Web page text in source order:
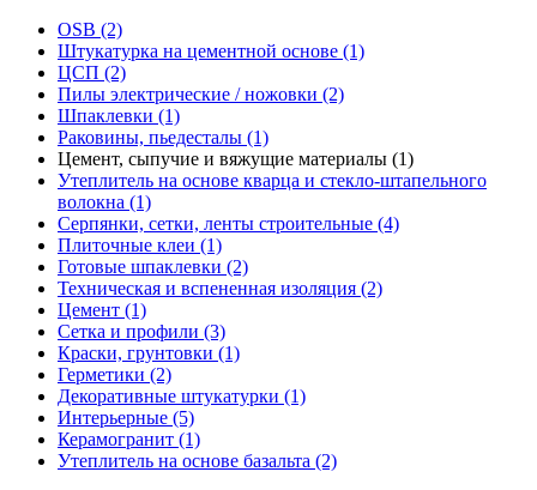
OSB (2)
Штукатурка на цементной основе (1)
ЦСП (2)
Пилы электрические / ножовки (2)
Шпаклевки (1)
Раковины, пьедесталы (1)
Цемент, сыпучие и вяжущие материалы (1)
Утеплитель на основе кварца и стекло-штапельного
волокна (1)
Серпянки, сетки, ленты строительные (4)
Плиточные клеи (1)
Готовые шпаклевки (2)
Техническая и вспененная изоляция (2)
Цемент (1)
Сетка и профили (3)
Краски, грунтовки (1)
Герметики (2)
Декоративные штукатурки (1)
Интерьерные (5)
Керамогранит (1)
Утеплитель на основе базальта (2)